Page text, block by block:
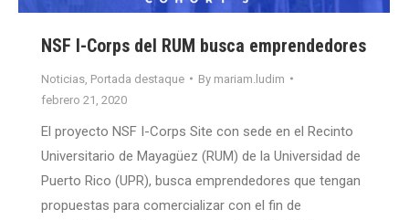
NSF I-Corps del RUM busca emprendedores
Noticias Portada destaque By mariam.ludim
febrero 21, 2020
El proyecto NSF I-Corps Site con sede en el Recinto
Universitario de Mayagüez (RUM) de la Universidad de
Puerto Rico (UPR), busca emprendedores que tengan
propuestas para comercializar con el fin de